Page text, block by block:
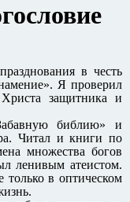
в честь
Я проверил
защитника и
библию» и
Читал и книги по
множества богов
ленивым атеистом.
в оптическом